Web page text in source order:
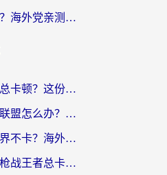
斧牛和闪疾哪个好？海外党亲测3款回国加速器，教你选到不踩坑的那一款
国外玩浮生为卿歌总卡顿？这份加速器选择指南帮你找回丝滑体验
在缅甸打不开英雄联盟怎么办？海外党亲测有效的国服游戏加速指南
澳洲怎么玩坦克世界不卡？海外党国服游戏加速终极指南（附逆战奇妙碰碰车解决方案）
国外打穿越火线：枪战王者总卡顿？这篇加速器推荐下载指南帮你解决延迟难题